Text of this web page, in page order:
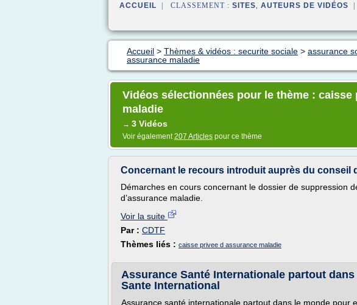
ACCUEIL | CLASSEMENT : SITES, AUTEURS DE VIDÉOS |
Accueil > Thèmes & vidéos : securite sociale > assurance
assurance maladie
Vidéos sélectionnées pour le thème : caisse
maladie
→ 3 Vidéos
Voir également207 Articles pour ce thème
Concernant le recours introduit auprès du conseil
Démarches en cours concernant le dossier de suppression
d’assurance maladie.
Voir la suite
Par : CDTF
Thèmes liés : caisse privee d assurance maladie
Assurance Santé Internationale partout
Sante International
Assurance santé internationale partout dans le monde pour